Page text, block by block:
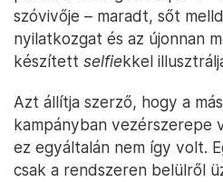
szóvivője – maradt, sőt
nyilatkozgat és az újonnan
készített selfiekkel
Azt állítja szerző, hogy a
kampányban vezérszerepe
ez egyáltalán nem így volt.
csak a rendszeren belülről